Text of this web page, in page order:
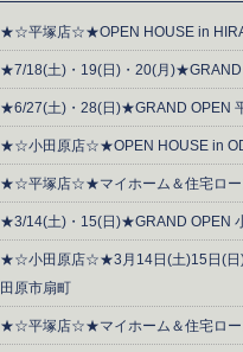
★☆平塚店☆★OPEN HOUSE in
★7/18(土)・19(日)・20(月)★GRAND
★6/27(土)・28(日)★GRAND OPEN
★☆小田原店☆★OPEN HOUSE in
★☆平塚店☆★マイホーム＆住宅ロー
★3/14(土)・15(日)★GRAND OPEN
★☆小田原店☆★3月14日(土)15日(
田原市扇町
★☆平塚店☆★マイホーム＆住宅ロー